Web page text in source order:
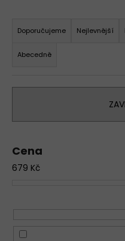
a
r
d
u
Doporučujeme Nejlevnější
Abecedně
Cena
679 Kč
?
o
č
u